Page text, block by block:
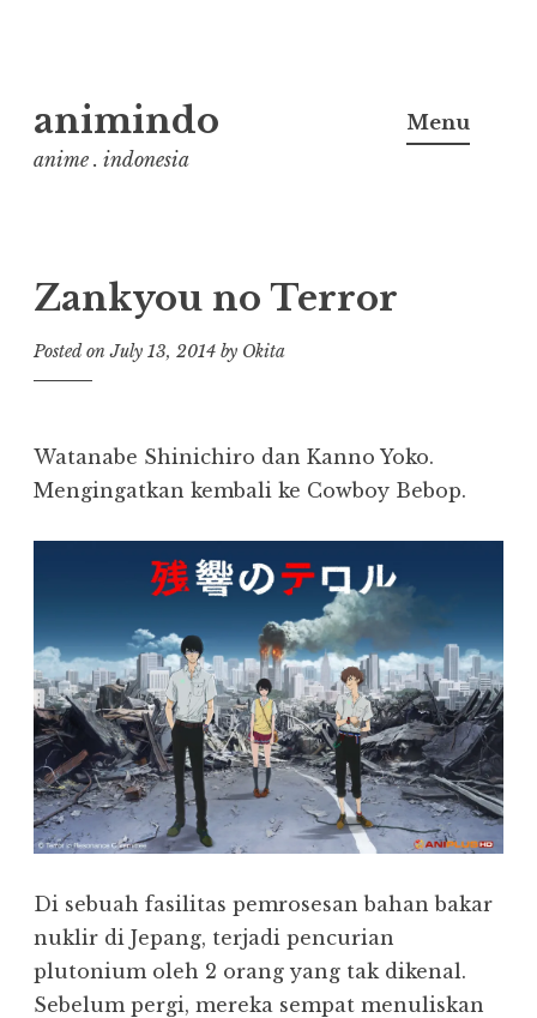
to
content
animindo
anime . indonesia
Menu
Zankyou no Terror
Posted onJuly 13, 2014 by Okita
Watanabe Shinichiro dan Kanno Yoko.
Mengingatkan kembali ke Cowboy Bebop.
Di sebuah fasilitas pemrosesan bahan bakar
nuklir di Jepang, terjadi pencurian
plutonium oleh 2 orang yang tak dikenal.
Sebelum pergi, mereka sempat menuliskan